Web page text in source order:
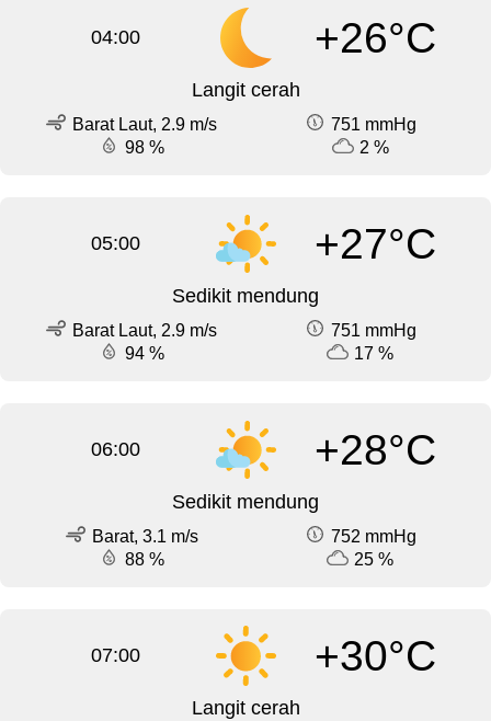
04:00 +26°C
Langit cerah
Barat Laut, 2.9 m/s
751 mmHg
98 %
2 %
05:00 +27°C
Sedikit mendung
Barat Laut, 2.9 m/s
751 mmHg
94 %
17 %
06:00 +28°C
Sedikit mendung
Barat, 3.1 m/s
752 mmHg
88 %
25 %
07:00 +30°C
Langit cerah